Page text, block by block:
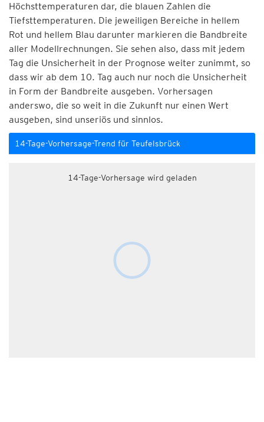
Höchsttemperaturen dar, die blauen Zahlen die
Tiefsttemperaturen. Die jeweiligen Bereiche in hellem
Rot und hellem Blau darunter markieren die Bandbreite
aller Modellrechnungen. Sie sehen also, dass mit jedem
Tag die Unsicherheit in der Prognose weiter zunimmt, so
dass wir ab dem 10. Tag auch nur noch die Unsicherheit
in Form der Bandbreite ausgeben. Vorhersagen
anderswo, die so weit in die Zukunft nur einen Wert
ausgeben, sind unseriös und sinnlos.
14-Tage-Vorhersage-Trend für Teufelsbrück
14-Tage-Vorhersage wird geladen